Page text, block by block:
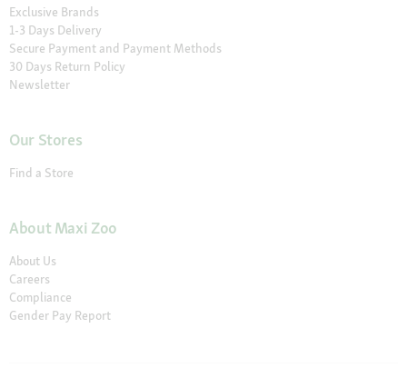
Exclusive Brands
1-3 Days Delivery
Secure Payment and Payment Methods
30 Days Return Policy
Newsletter
Our Stores
Find a Store
About Maxi Zoo
About Us
Careers
Compliance
Gender Pay Report